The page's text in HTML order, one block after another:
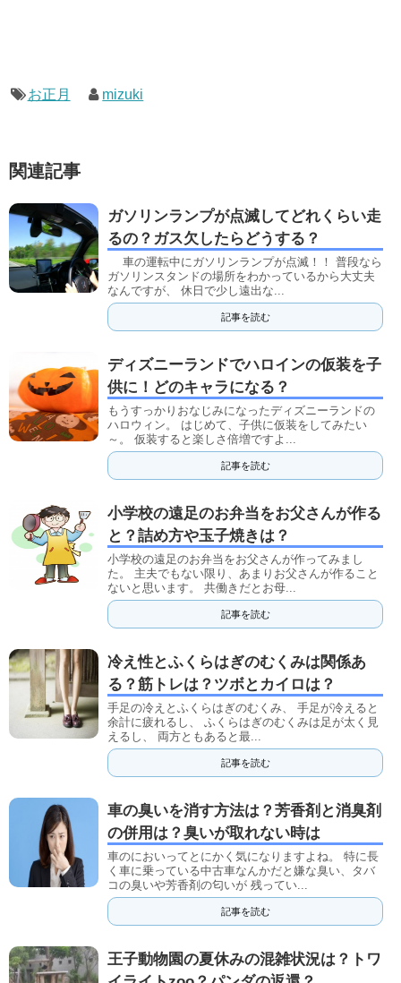
お正月 mizuki
関連記事
ガソリンランプが点滅してどれくらい走
るの？ガス欠したらどうする？
車の運転中にガソリンランプが点滅！！ 普段なら
ガソリンスタンドの場所をわかっているから大丈夫
なんですが、 休日で少し遠出な...
記事を読む
ディズニーランドでハロインの仮装を子
供に！どのキャラになる？
もうすっかりおなじみになったディズニーランドの
ハロウィン。 はじめて、子供に仮装をしてみたい
～。 仮装すると楽しさ倍増ですよ...
記事を読む
小学校の遠足のお弁当をお父さんが作る
と？詰め方や玉子焼きは？
小学校の遠足のお弁当をお父さんが作ってみまし
た。 主夫でもない限り、あまりお父さんが作ること
ないと思います。 共働きだとお母...
記事を読む
冷え性とふくらはぎのむくみは関係あ
る？筋トレは？ツボとカイロは？
手足の冷えとふくらはぎのむくみ、 手足が冷えると
余計に疲れるし、 ふくらはぎのむくみは足が太く見
えるし、 両方ともあると最...
記事を読む
車の臭いを消す方法は？芳香剤と消臭剤
の併用は？臭いが取れない時は
車のにおいってとにかく気になりますよね。 特に長
く車に乗っている中古車なんかだと嫌な臭い、タバ
コの臭いや芳香剤の匂いが 残ってい...
記事を読む
王子動物園の夏休みの混雑状況は？トワ